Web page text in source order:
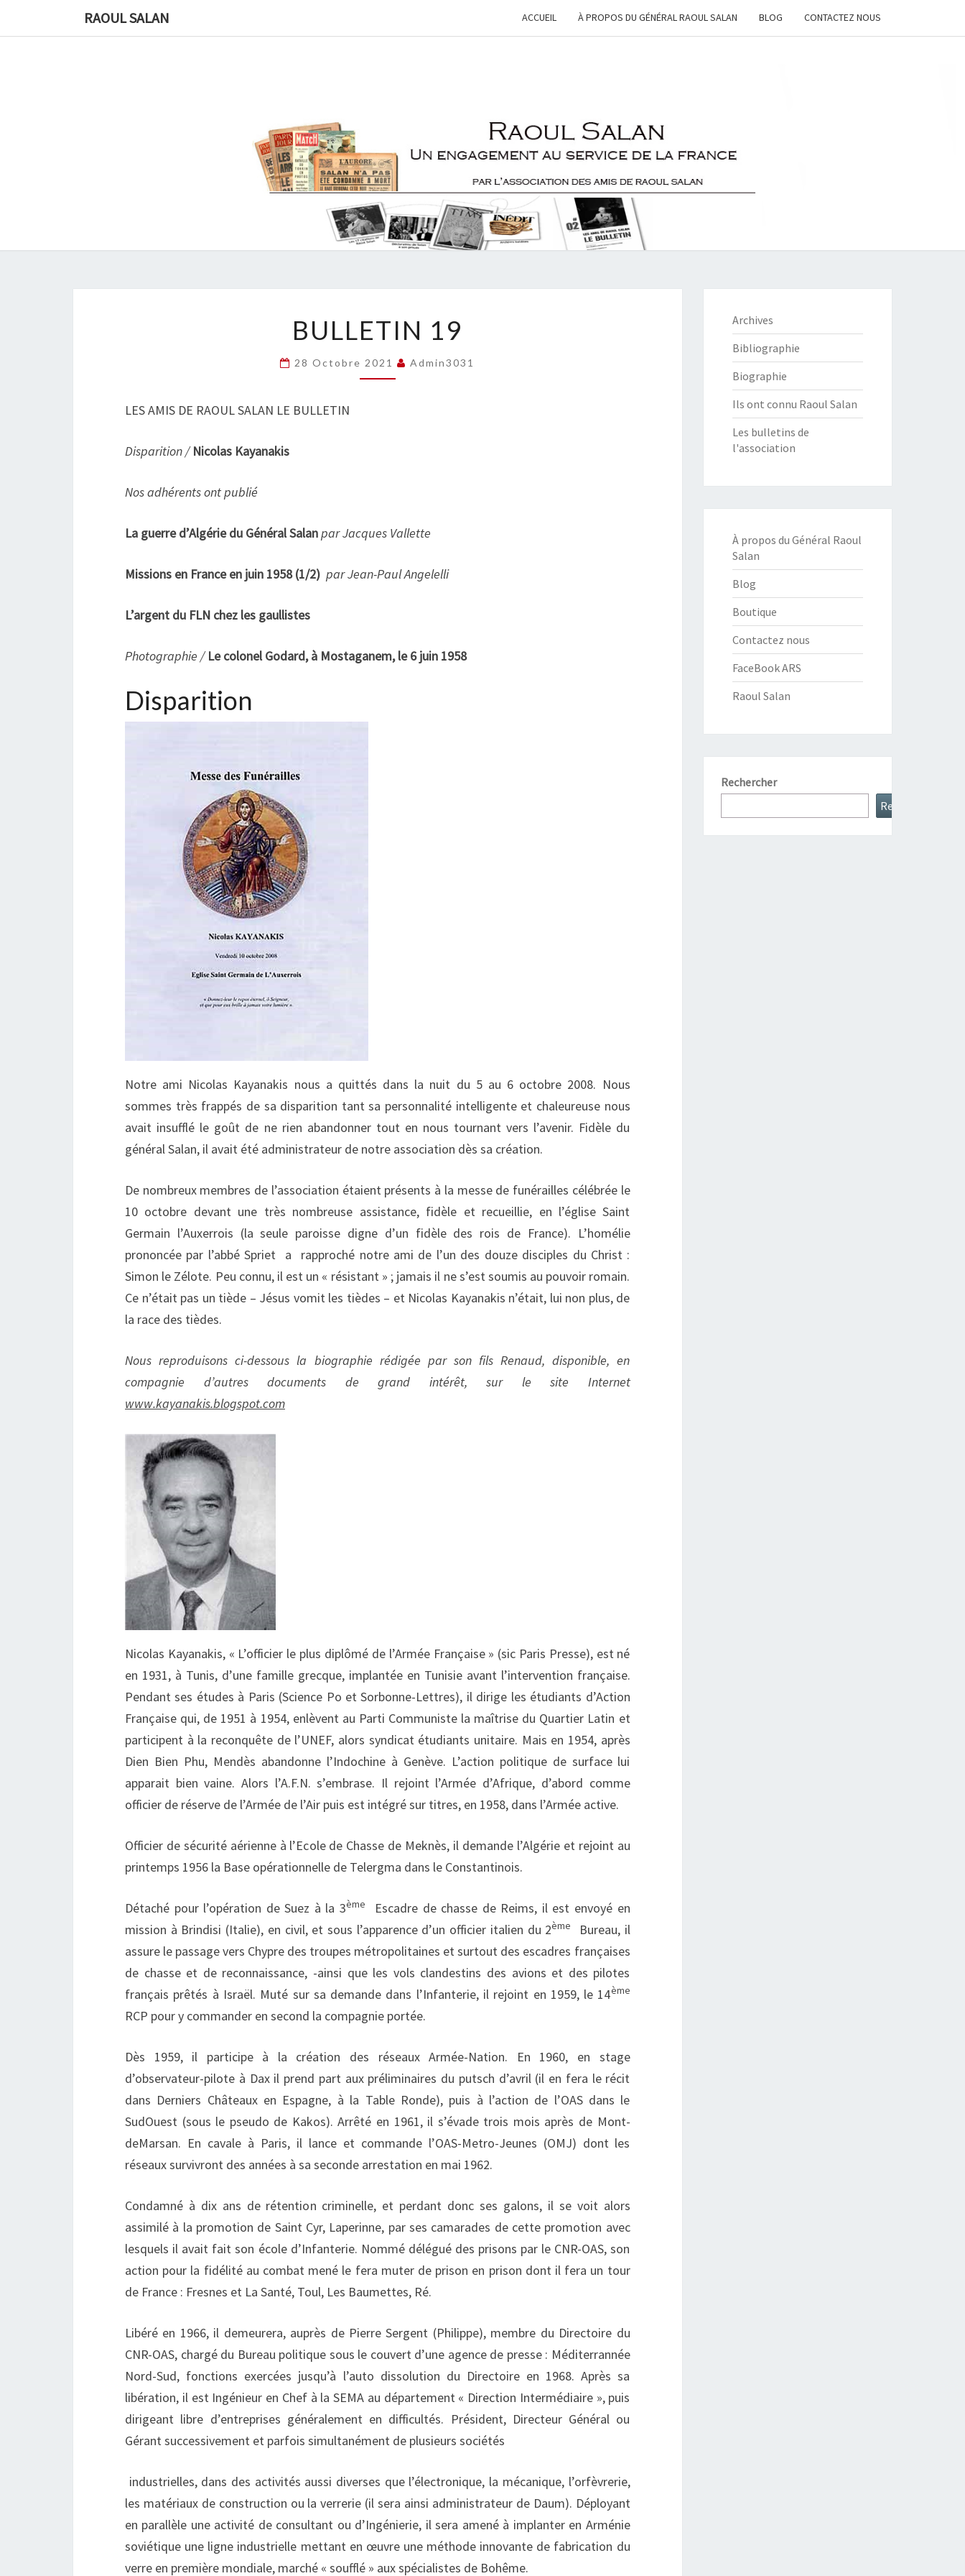
RAOUL SALAN ACCUEIL À PROPOS DU GÉNÉRAL RAOUL SALAN BLOG CONTACTEZ NOUS
RAOUL
SALAN
Une
Engagement
Au Service
De Le
France
19
BULLETIN 19
28 Octobre 2021 Admin3031
LES AMIS DE RAOUL SALAN LE BULLETIN
Disparition /Nicolas Kayanakis
Nos adhérents ont publié
La guerre d’Algérie du Général Salanpar Jacques Vallette
Missions en France en juin 1958 (1/2) par Jean-Paul Angelelli
L’argent du FLN chez les gaullistes
Photographie /Le colonel Godard, à Mostaganem, le 6 juin 1958
Disparition
Notre ami Nicolas Kayanakis nous a quittés dans la nuit du 5 au 6 octobre 2008. Nous
sommes très frappés de sa disparition tant sa personnalité intelligente et chaleureuse nous
avait insufflé le goût de ne rien abandonner tout en nous tournant vers l’avenir. Fidèle du
général Salan, il avait été administrateur de notre association dès sa création.
De nombreux membres de l’association étaient présents à la messe de funérailles célébrée le
10 octobre devant une très nombreuse assistance, fidèle et recueillie, en l’église Saint
Germain l’Auxerrois (la seule paroisse digne d’un fidèle des rois de France). L’homélie
prononcée par l’abbé Spriet a rapproché notre ami de l’un des douze disciples du Christ :
Simon le Zélote. Peu connu, il est un « résistant » ; jamais il ne s’est soumis au pouvoir romain.
Ce n’était pas un tiède – Jésus vomit les tièdes – et Nicolas Kayanakis n’était, lui non plus, de
la race des tièdes.
Nous reproduisons ci-dessous la biographie rédigée par son fils Renaud, disponible, en
compagnie d’autres documents de grand intérêt, sur le site Internet
www.kayanakis.blogspot.com
Nicolas Kayanakis, « L’officier le plus diplômé de l’Armée Française » (sic Paris Presse), est né
en 1931, à Tunis, d’une famille grecque, implantée en Tunisie avant l’intervention française.
Pendant ses études à Paris (Science Po et Sorbonne-Lettres), il dirige les étudiants d’Action
Française qui, de 1951 à 1954, enlèvent au Parti Communiste la maîtrise du Quartier Latin et
participent à la reconquête de l’UNEF, alors syndicat étudiants unitaire. Mais en 1954, après
Dien Bien Phu, Mendès abandonne l’Indochine à Genève. L’action politique de surface lui
apparait bien vaine. Alors l’A.F.N. s’embrase. Il rejoint l’Armée d’Afrique, d’abord comme
officier de réserve de l’Armée de l’Air puis est intégré sur titres, en 1958, dans l’Armée active.
Officier de sécurité aérienne à l’Ecole de Chasse de Meknès, il demande l’Algérie et rejoint au
printemps 1956 la Base opérationnelle de Telergma dans le Constantinois.
Détaché pour l’opération de Suez à la 3ème
Escadre de chasse de Reims, il est envoyé en
mission à Brindisi (Italie), en civil, et sous l’apparence d’un officier italien du 2ème
Bureau, il
assure le passage vers Chypre des troupes métropolitaines et surtout des escadres françaises
de chasse et de reconnaissance, -ainsi que les vols clandestins des avions et des pilotes
français prêtés à Israël. Muté sur sa demande dans l’Infanterie, il rejoint en 1959, le 14ème
RCP pour y commander en second la compagnie portée.
Dès 1959, il participe à la création des réseaux Armée-Nation. En 1960, en stage
d’observateur-pilote à Dax il prend part aux préliminaires du putsch d’avril (il en fera le récit
dans Derniers Châteaux en Espagne, à la Table Ronde), puis à l’action de l’OAS dans le
SudOuest (sous le pseudo de Kakos). Arrêté en 1961, il s’évade trois mois après de Mont-
deMarsan. En cavale à Paris, il lance et commande l’OAS-Metro-Jeunes (OMJ) dont les
réseaux survivront des années à sa seconde arrestation en mai 1962.
Condamné à dix ans de rétention criminelle, et perdant donc ses galons, il se voit alors
assimilé à la promotion de Saint Cyr, Laperinne, par ses camarades de cette promotion avec
lesquels il avait fait son école d’Infanterie. Nommé délégué des prisons par le CNR-OAS, son
action pour la fidélité au combat mené le fera muter de prison en prison dont il fera un tour
de France : Fresnes et La Santé, Toul, Les Baumettes, Ré.
Libéré en 1966, il demeurera, auprès de Pierre Sergent (Philippe), membre du Directoire du
CNR-OAS, chargé du Bureau politique sous le couvert d’une agence de presse : Méditerrannée
Nord-Sud, fonctions exercées jusqu’à l’auto dissolution du Directoire en 1968. Après sa
libération, il est Ingénieur en Chef à la SEMA au département « Direction Intermédiaire », puis
dirigeant libre d’entreprises généralement en difficultés. Président, Directeur Général ou
Gérant successivement et parfois simultanément de plusieurs sociétés
industrielles, dans des activités aussi diverses que l’électronique, la mécanique, l’orfèvrerie,
les matériaux de construction ou la verrerie (il sera ainsi administrateur de Daum). Déployant
en parallèle une activité de consultant ou d’Ingénierie, il sera amené à implanter en Arménie
soviétique une ligne industrielle mettant en œuvre une méthode innovante de fabrication du
verre en première mondiale, marché « soufflé » aux spécialistes de Bohême.
Archives
Bibliographie
Biographie
Ils ont connu Raoul Salan
Les bulletins de
l'association
À propos du Général Raoul
Salan
Blog
Boutique
Contactez nous
FaceBook ARS
Raoul Salan
Rechercher
Rechercher